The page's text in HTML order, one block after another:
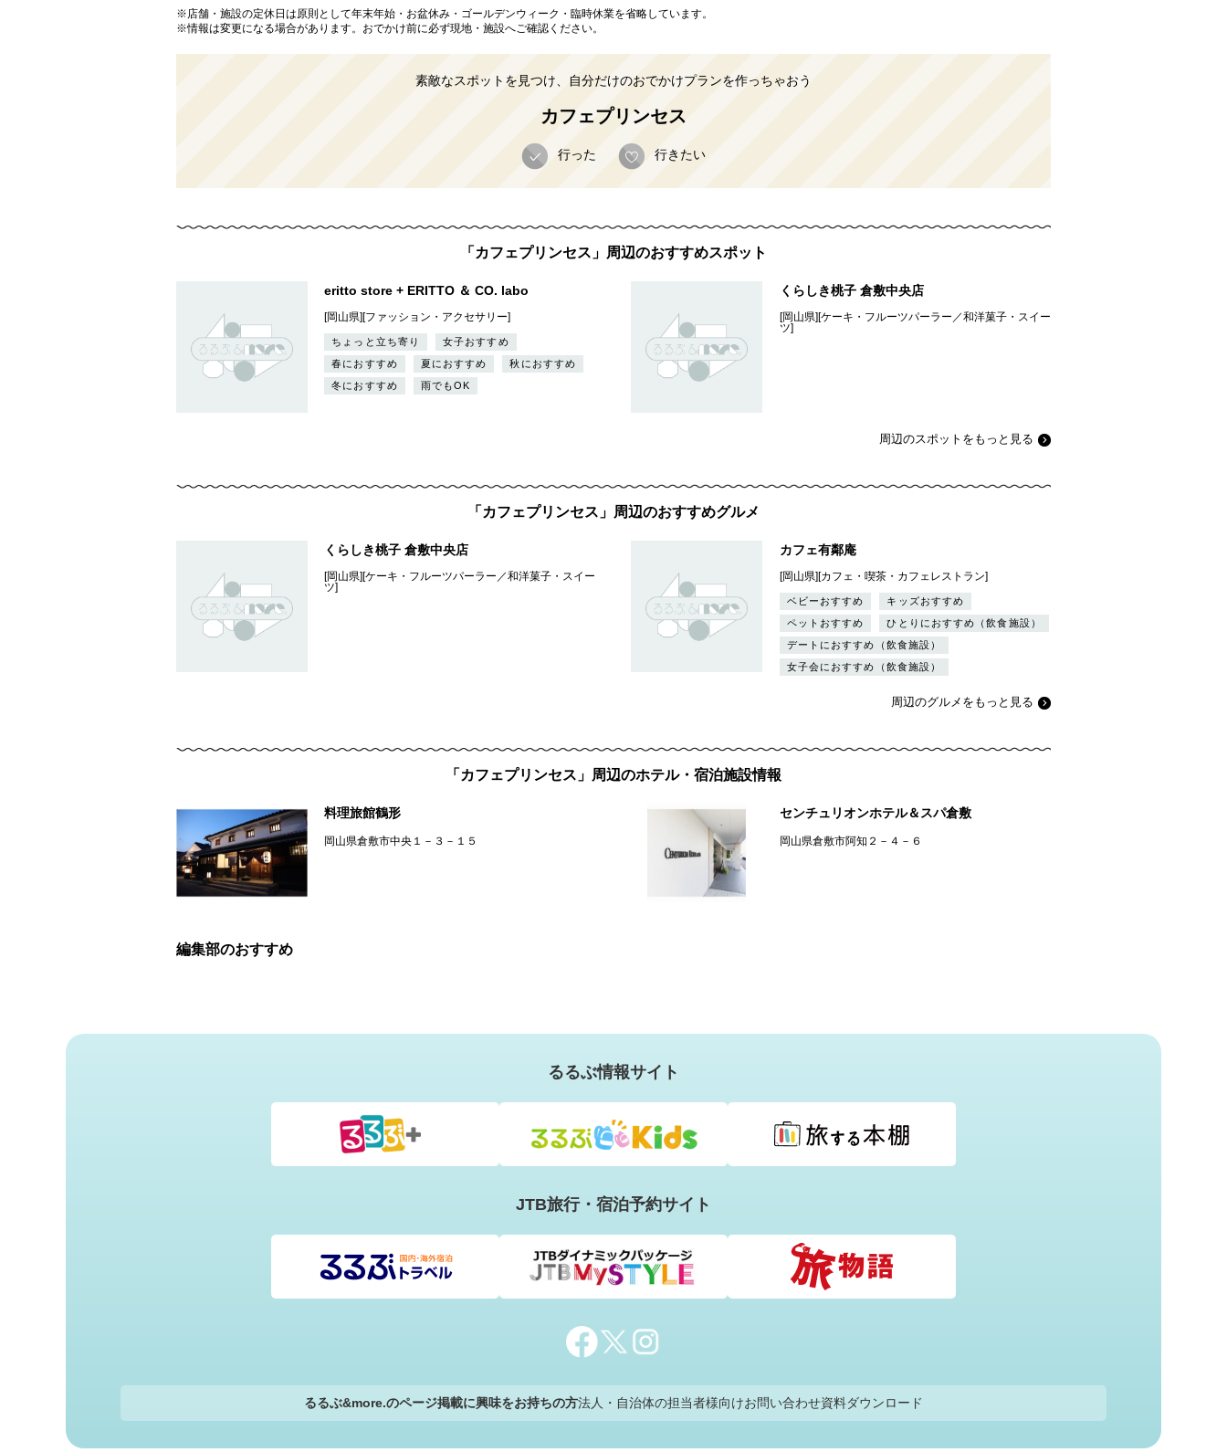
※店舗・施設の定休日は原則として年末年始・お盆休み・ゴールデンウィーク・臨時休業を省略しています。
※情報は変更になる場合があります。おでかけ前に必ず現地・施設へご確認ください。
素敵なスポットを見つけ、自分だけのおでかけプランを作っちゃおう
カフェプリンセス
行った 行きたい
「カフェプリンセス」周辺のおすすめスポット
eritto store + ERITTO ＆ CO. labo
[岡山県][ファッション・アクセサリー]
ちょっと立ち寄り
女子おすすめ
春におすすめ
夏におすすめ
秋におすすめ
冬におすすめ
雨でもOK
くらしき桃子 倉敷中央店
[岡山県][ケーキ・フルーツパーラー／和洋菓子・スイー
ツ]
周辺のスポットをもっと見る
「カフェプリンセス」周辺のおすすめグルメ
くらしき桃子 倉敷中央店
[岡山県][ケーキ・フルーツパーラー／和洋菓子・スイー
ツ]
カフェ有鄰庵
[岡山県][カフェ・喫茶・カフェレストラン]
ベビーおすすめ
キッズおすすめ
ペットおすすめ
ひとりにおすすめ（飲食施設）
デートにおすすめ（飲食施設）
女子会におすすめ（飲食施設）
周辺のグルメをもっと見る
「カフェプリンセス」周辺のホテル・宿泊施設情報
料理旅館鶴形
岡山県倉敷市中央１－３－１５
センチュリオンホテル＆スパ倉敷
岡山県倉敷市阿知２－４－６
編集部のおすすめ
るるぶ情報サイト
JTB旅行・宿泊予約サイト
るるぶ&more.のページ掲載に興味をお持ちの方法人・自治体の担当者様向けお問い合わせ資料ダウンロード